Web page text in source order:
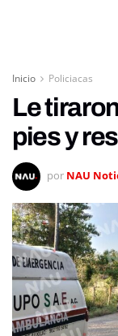
Inicio Policiacas
Le
pies y
por NAU